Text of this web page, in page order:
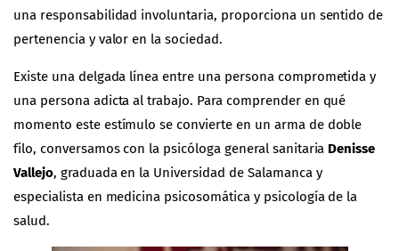
una responsabilidad involuntaria, proporciona un sentido de
pertenencia y valor en la sociedad.
Existe una delgada línea entre una persona comprometida y
una persona adicta al trabajo. Para comprender en qué
momento este estímulo se convierte en un arma de doble
filo, conversamos con la psicóloga general sanitaria Denisse
Vallejo, graduada en la Universidad de Salamanca y
especialista en medicina psicosomática y psicología de la
salud.